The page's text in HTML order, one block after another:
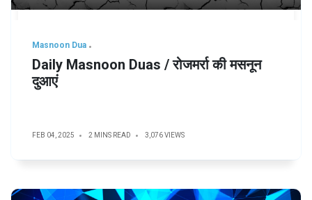
Masnoon Dua
Daily Masnoon Duas / रोजमर्रा की मसनून
दुआएं
FEB 04, 2025 2 MINS READ 3,076 VIEWS